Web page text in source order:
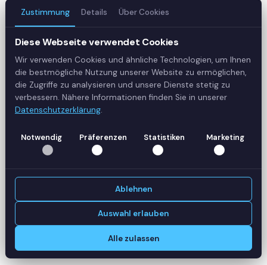
Spark, Delta Lake und MLflow
Databricks vs. Microsoft Fabric vs.
Snowflake
Machine Learning und Streaming im Mittelpunkt stehen.
Microsoft Fabric
punktet bei tief integrierten Microsoft-
die stärkste reine SQL-Cloud-Datenwarehouse-Lösung,
hat aber bei ML- und Streaming-Workloads
Nachholbedarf. Die Wahl hängt von Skill-Profil,
bestehender Cloud-Investition und Anwendungsfokus ab
— eine Pauschalantwort gibt es nicht.
Zustimmung Details Über Cookies
Diese Webseite verwendet Cookies
Wir verwenden Cookies und ähnliche Technologien, um Ihnen
die bestmögliche Nutzung unserer Website zu ermöglichen,
die Zugriffe zu analysieren und unsere Dienste stetig zu
verbessern. Nähere Informationen finden Sie in unserer
Datenschutzerklärung.
Notwendig Präferenzen Statistiken Marketing
Ablehnen
Auswahl erlauben
Alle zulassen